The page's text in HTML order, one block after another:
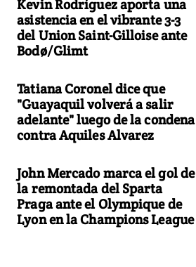
Kevin Rodríguez aporta una
asistencia en el vibrante 3-3
del Union Saint-Gilloise ante
Bodø/Glimt
Tatiana Coronel dice que
"Guayaquil volverá a salir
adelante" luego de la condena
contra Aquiles Alvarez
John Mercado marca el gol de
la remontada del Sparta
Praga ante el Olympique de
Lyon en la Champions League